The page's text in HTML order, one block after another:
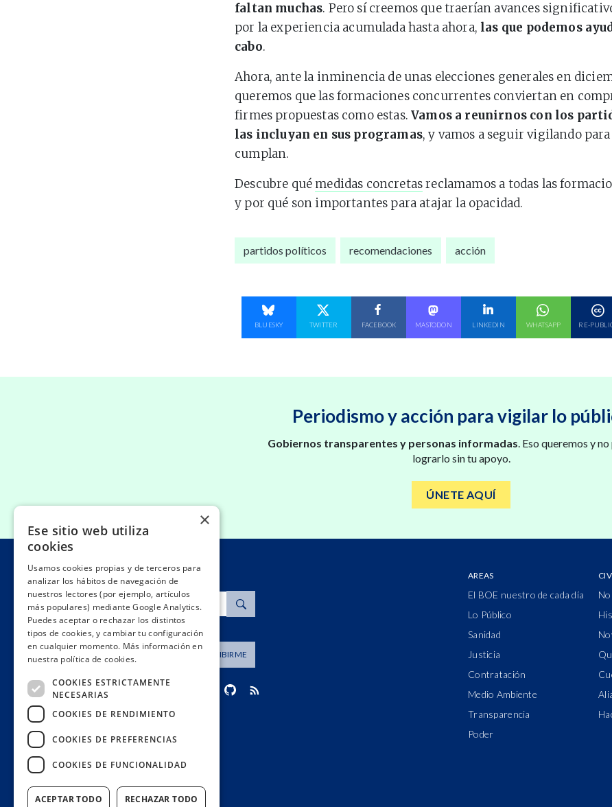
faltan muchas. Pero sí creemos que traerían avances
por la experiencia acumulada hasta ahora, las que podemos
cabo.
Ahora, ante la inminencia de unas elecciones generales en
queremos que las formaciones concurrentes conviertan en
firmes propuestas como estas.Vamos a reunirnos con los
las incluyan en sus programas, y vamos a seguir vigilando para
cumplan.
Descubre qué medidas concretasreclamamos a todas las
y por qué son importantes para atajar la opacidad.
partidos políticos recomendaciones acción
COMPARTE EN
BLUESKY
COMPARTE EN
TWITTER
COMPARTE EN
FACEBOOK
COMPARTE EN
MASTODON
COMPARTE EN
LINKEDIN
COMPARTE EN
WHATSAPP RE-
Periodismo y acción para vigilar lo
Gobiernos transparentes y personas informadas . Eso queremos y
lograrlo sin tu apoyo.
ÚNETE AQUÍ
Buscar
Dirección de correo SUSCRIBIRME
contacto@civio.es
AREAS
El BOE nuestro de cada día
Lo Público
Sanidad
Justicia
Contratación
Medio Ambiente
Transparencia
Poder
×
Ese sitio web utiliza
cookies
Usamos cookies propias y de terceros para
analizar los hábitos de navegación de
nuestros lectores (por ejemplo, artículos
más populares) mediante Google Analytics.
Puedes aceptar o rechazar los distintos
tipos de cookies, y cambiar tu configuración
en cualquier momento. Más información en
nuestra política de cookies.
COOKIES ESTRICTAMENTE
NECESARIAS
COOKIES DE RENDIMIENTO
COOKIES DE PREFERENCIAS
COOKIES DE FUNCIONALIDAD
ACEPTAR TODO RECHAZAR TODO